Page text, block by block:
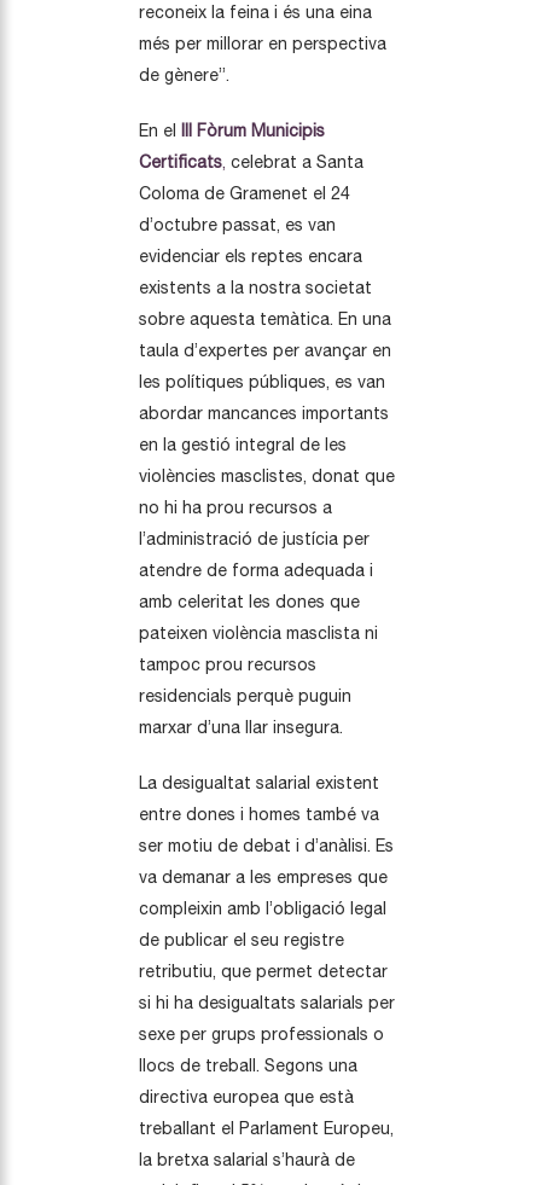
reconeix la feina i és una eina
més per millorar en perspectiva
de gènere”.
En el III Fòrum Municipis
Certificats, celebrat a Santa
Coloma de Gramenet el 24
d’octubre passat, es van
evidenciar els reptes encara
existents a la nostra societat
sobre aquesta temàtica. En una
taula d’expertes per avançar en
les polítiques públiques, es van
abordar mancances importants
en la gestió integral de les
violències masclistes, donat que
no hi ha prou recursos a
l’administració de justícia per
atendre de forma adequada i
amb celeritat les dones que
pateixen violència masclista ni
tampoc prou recursos
residencials perquè puguin
marxar d’una llar insegura.
La desigualtat salarial existent
entre dones i homes també va
ser motiu de debat i d’anàlisi. Es
va demanar a les empreses que
compleixin amb l’obligació legal
de publicar el seu registre
retributiu, que permet detectar
si hi ha desigualtats salarials per
sexe per grups professionals o
llocs de treball. Segons una
directiva europea que està
treballant el Parlament Europeu,
la bretxa salarial s’haurà de